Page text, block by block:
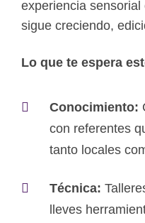
experiencia
sigue creciendo,
Lo que te espera
Conocimiento:
con referentes
tanto locales
Técnica:
lleves